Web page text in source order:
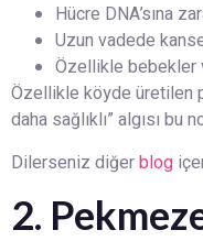
Hücre DNA’sına
Uzun vadede
Özellikle bebekler
Özellikle köyde üretilen
daha sağlıklı” algısı bu
Dilerseniz diğerblog
2.